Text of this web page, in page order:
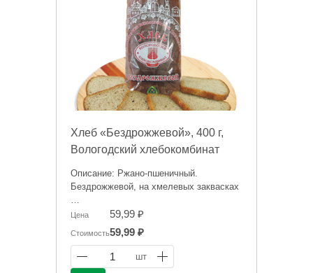
Хлеб «Бездрожжевой», 400 г,
Вологодский хлебокомбинат
Описание: Ржано-пшеничный.
Бездрожжевой, на хмелевых заквасках
Цена носит исключительно
ориентировочный характер и может
отличаться, точную стоимость "на
сегодня" сообщит менеджер при
оформлении заказ
Цена 59,99 ₽
Стоимость59,99 ₽
1 шт